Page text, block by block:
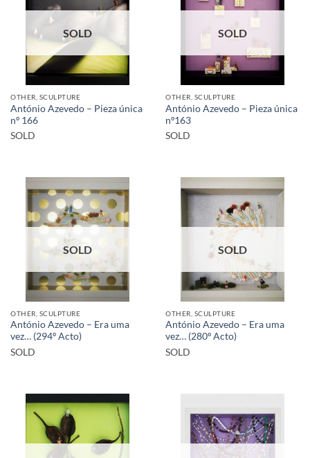
SOLD
OTHER, SCULPTURE
António Azevedo – Pieza única
nº 166
SOLD
SOLD
OTHER, SCULPTURE
António Azevedo – Pieza única
nº163
SOLD
SOLD
OTHER, SCULPTURE
António Azevedo – Era uma
vez… (294º Acto)
SOLD
SOLD
OTHER, SCULPTURE
António Azevedo – Era uma
vez… (280º Acto)
SOLD